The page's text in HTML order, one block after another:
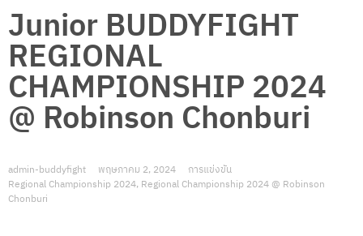
Junior BUDDYFIGHT
REGIONAL
CHAMPIONSHIP 2024
@ Robinson Chonburi
admin-buddyfight พฤษภาคม 2, 2024
การแข่งขัน
Regional Championship 2024, Regional Championship 2024 @ Robinson
Chonburi